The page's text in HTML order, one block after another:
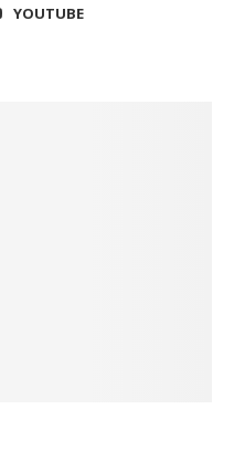
YOUTUBE